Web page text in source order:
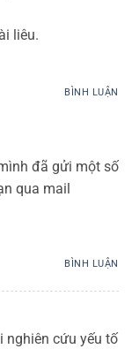
liêu.
BÌNH LUẬN
đã gửi một số
qua mail
BÌNH LUẬN
nghiên cứu yếu tố